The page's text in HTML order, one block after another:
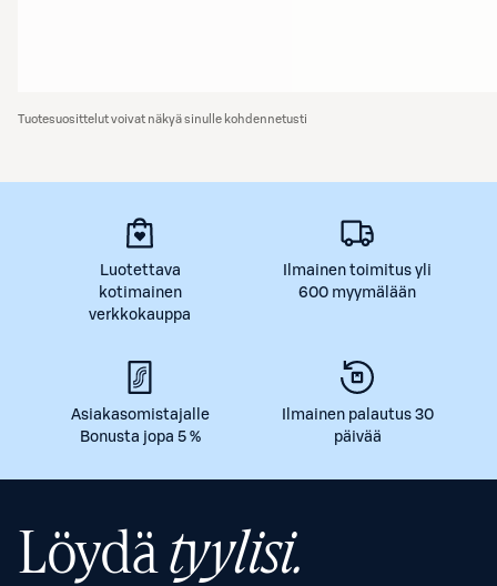
Tuotesuosittelut voivat näkyä sinulle kohdennetusti
Luotettava
kotimainen
verkkokauppa
Ilmainen toimitus yli
600 myymälään
Asiakasomistajalle
Bonusta jopa 5 %
Ilmainen palautus 30
päivää
Löydätyylisi.